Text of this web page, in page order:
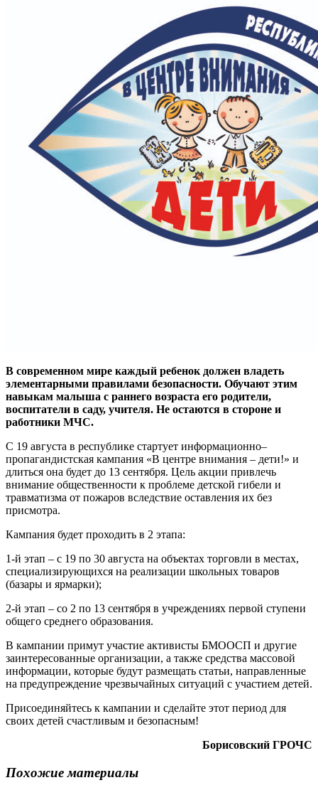
В современном мире каждый ребенок должен владеть
элементарными правилами безопасности. Обучают этим
навыкам малыша с раннего возраста его родители,
воспитатели в саду, учителя. Не остаются в стороне и
работники МЧС.
С 19 августа в республике стартует информационно–
пропагандистская кампания «В центре внимания – дети!» и
длиться она будет до 13 сентября. Цель акции привлечь
внимание общественности к проблеме детской гибели и
травматизма от пожаров вследствие оставления их без
присмотра.
Кампания будет проходить в 2 этапа:
1-й этап – с 19 по 30 августа на объектах торговли в местах,
специализирующихся на реализации школьных товаров
(базары и ярмарки);
2-й этап – со 2 по 13 сентября в учреждениях первой ступени
общего среднего образования.
В кампании примут участие активисты БМООСП и другие
заинтересованные организации, а также средства массовой
информации, которые будут размещать статьи, направленные
на предупреждение чрезвычайных ситуаций с участием детей.
Присоединяйтесь к кампании и сделайте этот период для
своих детей счастливым и безопасным!
Борисовский ГРОЧС
Похожие материалы